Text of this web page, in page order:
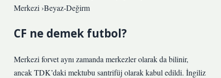
Merkezi ›Beyaz-Değirm
CF ne demek futbol?
Merkezi forvet aynı zamanda merkezler olarak da bilinir,
ancak TDK’daki mektubu santrifüj olarak kabul edildi. İngiliz